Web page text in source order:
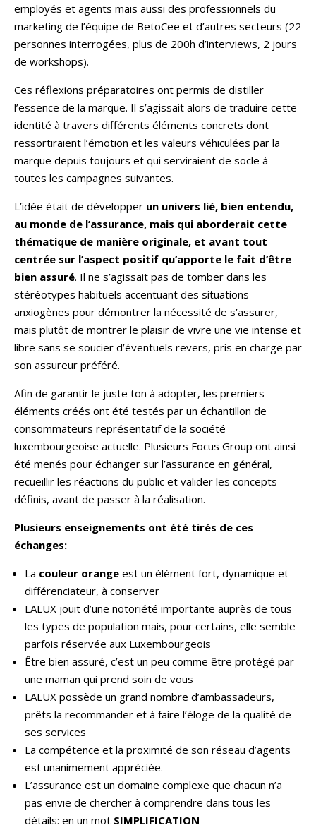
employés et agents mais aussi des professionnels du
marketing de l’équipe de BetoCee et d’autres secteurs (22
personnes interrogées, plus de 200h d’interviews, 2 jours
de workshops).
Ces réflexions préparatoires ont permis de distiller
l’essence de la marque. Il s’agissait alors de traduire cette
identité à travers différents éléments concrets dont
ressortiraient l’émotion et les valeurs véhiculées par la
marque depuis toujours et qui serviraient de socle à
toutes les campagnes suivantes.
L’idée était de développer un univers lié, bien entendu,
au monde de l’assurance, mais qui aborderait cette
thématique de manière originale, et avant tout
centrée sur l’aspect positif qu’apporte le fait d’être
bien assuré. Il ne s’agissait pas de tomber dans les
stéréotypes habituels accentuant des situations
anxiogènes pour démontrer la nécessité de s’assurer,
mais plutôt de montrer le plaisir de vivre une vie intense et
libre sans se soucier d’éventuels revers, pris en charge par
son assureur préféré.
Afin de garantir le juste ton à adopter, les premiers
éléments créés ont été testés par un échantillon de
consommateurs représentatif de la société
luxembourgeoise actuelle. Plusieurs Focus Group ont ainsi
été menés pour échanger sur l’assurance en général,
recueillir les réactions du public et valider les concepts
définis, avant de passer à la réalisation.
Plusieurs enseignements ont été tirés de ces
échanges:
La couleur orange est un élément fort, dynamique et
différenciateur, à conserver
LALUX jouit d’une notoriété importante auprès de tous
les types de population mais, pour certains, elle semble
parfois réservée aux Luxembourgeois
Être bien assuré, c’est un peu comme être protégé par
une maman qui prend soin de vous
LALUX possède un grand nombre d’ambassadeurs,
prêts la recommander et à faire l’éloge de la qualité de
ses services
La compétence et la proximité de son réseau d’agents
est unanimement appréciée.
L’assurance est un domaine complexe que chacun n’a
pas envie de chercher à comprendre dans tous les
détails: en un mot SIMPLIFICATION